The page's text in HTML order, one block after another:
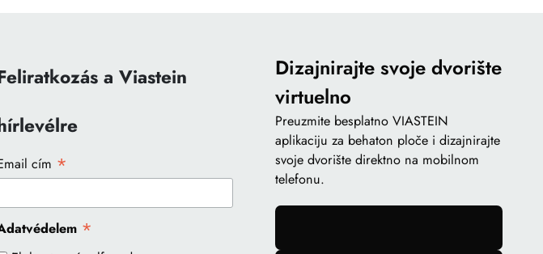
a Viastein
cím *
*
Dizajnirajte svoje dvorište
virtuelno
Preuzmite besplatno VIASTEIN
aplikaciju za behaton ploče i dizajnirajte
svoje dvorište direktno na mobilnom
telefonu.